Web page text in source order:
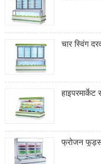
चार स्विंग
फ्रोजन फूड्स